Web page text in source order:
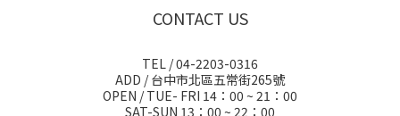
CONTACT US
TEL / 04-2203-0316
ADD / 台中市北區五常街265號
OPEN / TUE- FRI 14：00 ~ 21：00
SAT-SUN 13：00 ~ 22：00